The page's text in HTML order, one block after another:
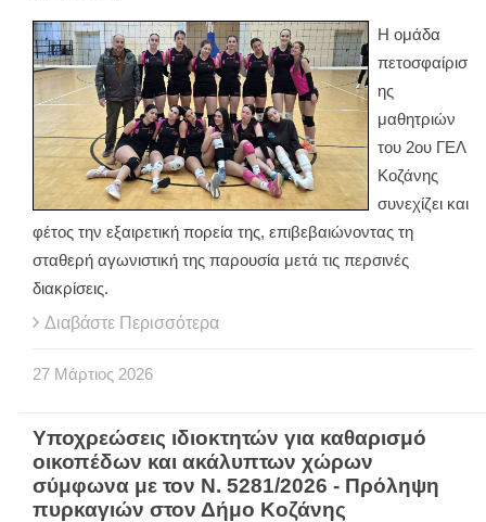
Η ομάδα
πετοσφαίρισ
ης
μαθητριών
του 2ου ΓΕΛ
Κοζάνης
συνεχίζει και
φέτος την εξαιρετική πορεία της, επιβεβαιώνοντας τη
σταθερή αγωνιστική της παρουσία μετά τις περσινές
διακρίσεις.
Διαβάστε Περισσότερα
27 Μάρτιος 2026
Υποχρεώσεις ιδιοκτητών για καθαρισμό
οικοπέδων και ακάλυπτων χώρων
σύμφωνα με τον Ν. 5281/2026 - Πρόληψη
πυρκαγιών στον Δήμο Κοζάνης